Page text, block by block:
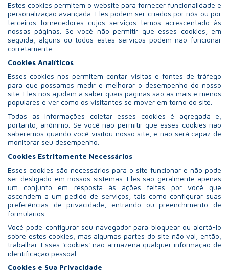
Estes cookies permitem o website para fornecer funcionalidade e
personalização avançada. Eles podem ser criados por nós ou por
terceiros fornecedores cujos serviços temos acrescentado às
nossas páginas. Se você não permitir que esses cookies, em
seguida, alguns ou todos estes serviços podem não funcionar
corretamente.
Cookies Analíticos
Esses cookies nos permitem contar visitas e fontes de tráfego
para que possamos medir e melhorar o desempenho do nosso
site. Eles nos ajudam a saber quais páginas são as mais e menos
populares e ver como os visitantes se mover em torno do site.
Todas as informações coletar esses cookies é agregada e,
portanto, anônimo. Se você não permitir que esses cookies não
saberemos quando você visitou nosso site, e não será capaz de
monitorar seu desempenho.
Cookies Estritamente Necessários
Esses cookies são necessários para o site funcionar e não pode
ser desligado em nossos sistemas. Eles são geralmente apenas
um conjunto em resposta às ações feitas por você que
ascendem a um pedido de serviços, tais como configurar suas
preferências de privacidade, entrando ou preenchimento de
formulários.
Você pode configurar seu navegador para bloquear ou alertá-lo
sobre estes cookies, mas algumas partes do site não vai, então,
trabalhar. Esses 'cookies' não armazena qualquer informação de
identificação pessoal.
Cookies e Sua Privacidade